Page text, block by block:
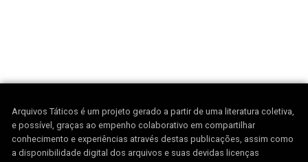
Arquivos Táticos é um projeto gerado a partir de uma literatura coletiva,
e possível, graças ao empenho colaborativo em compartilhar
conhecimento e experiências através destas publicações, assim como
a disponibilidade digital dos arquivos e suas devidas licenças